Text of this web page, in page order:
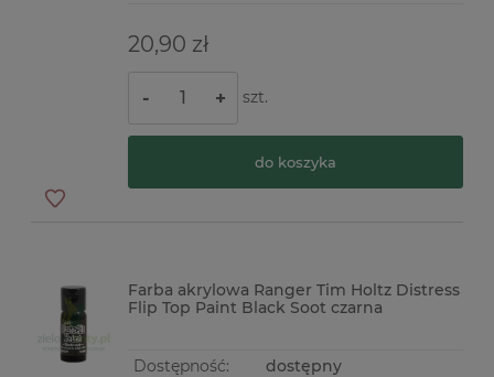
20,90 zł
- + szt.
do koszyka
Farba akrylowa Ranger Tim Holtz Distress
Flip Top Paint Black Soot czarna
Dostępność: dostępny